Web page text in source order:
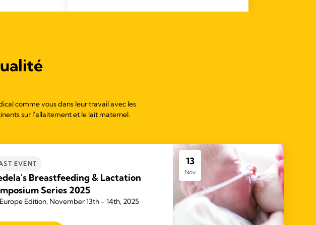
comme vous dans leur travail avec les
sur l'allaitement et le lait maternel.
13
Nov
EVENT
Breastfeeding & Lactation
Series 2025
Europe Edition, November 13th - 14th, 2025